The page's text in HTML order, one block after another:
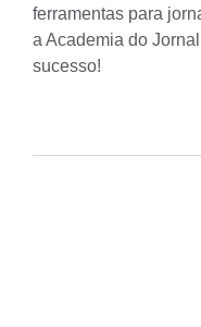
ferramentas para
a Academia do
sucesso!